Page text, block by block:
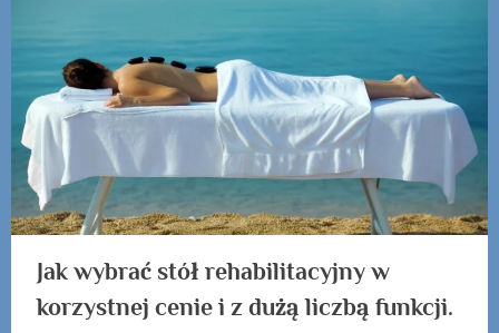
Jak wybrać stół rehabilitacyjny w
korzystnej cenie i z dużą liczbą funkcji.